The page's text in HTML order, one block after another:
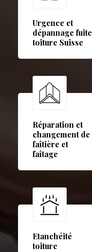
Urgence et
dépannage fuite
toiture Suisse
Réparation et
changement de
faîtière et
faîtage
Etanchéité
toiture